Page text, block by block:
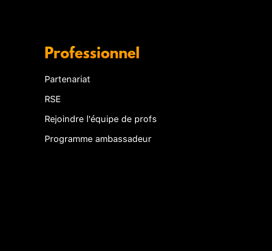
Professionnel
Partenariat
RSE
Rejoindre l'équipe de profs
Programme ambassadeur